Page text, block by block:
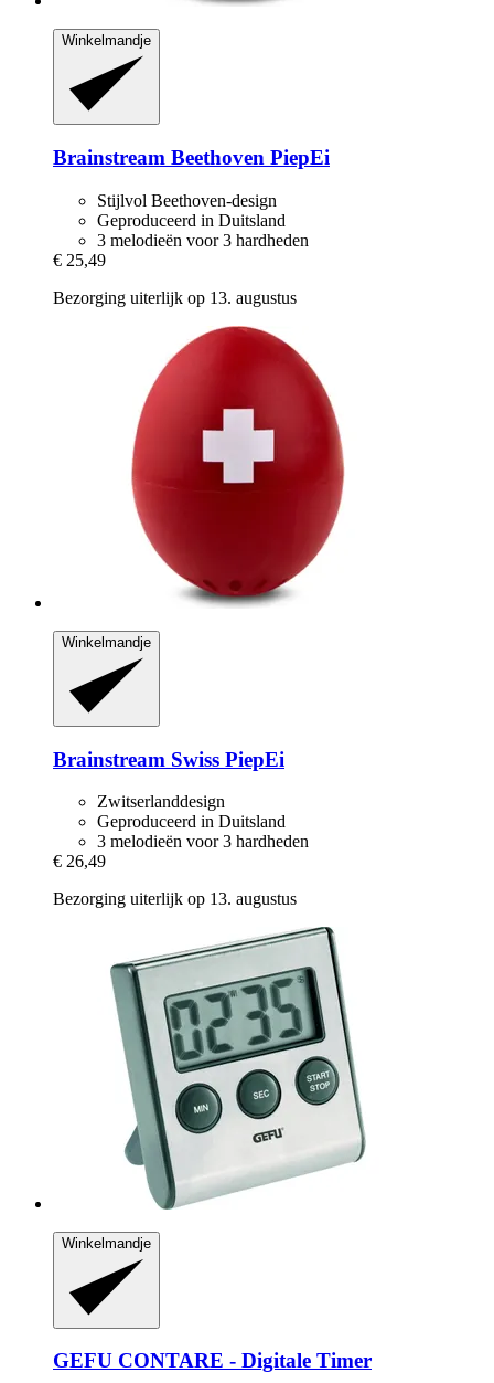
Winkelmandje
Brainstream Beethoven PiepEi
Stijlvol Beethoven-design
Geproduceerd in Duitsland
3 melodieën voor 3 hardheden
€ 25,49
Bezorging uiterlijk op 13. augustus
Winkelmandje
Brainstream Swiss PiepEi
Zwitserlanddesign
Geproduceerd in Duitsland
3 melodieën voor 3 hardheden
€ 26,49
Bezorging uiterlijk op 13. augustus
Winkelmandje
GEFU CONTARE -​ Digitale Timer